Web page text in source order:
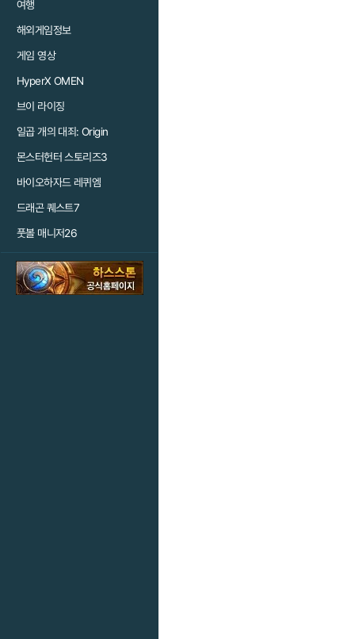
여행
해외게임정보
게임 영상
HyperX OMEN
브이 라이징
일곱 개의 대죄: Origin
몬스터헌터 스토리즈3
바이오하자드 레퀴엠
드래곤 퀘스트7
풋볼 매니저26